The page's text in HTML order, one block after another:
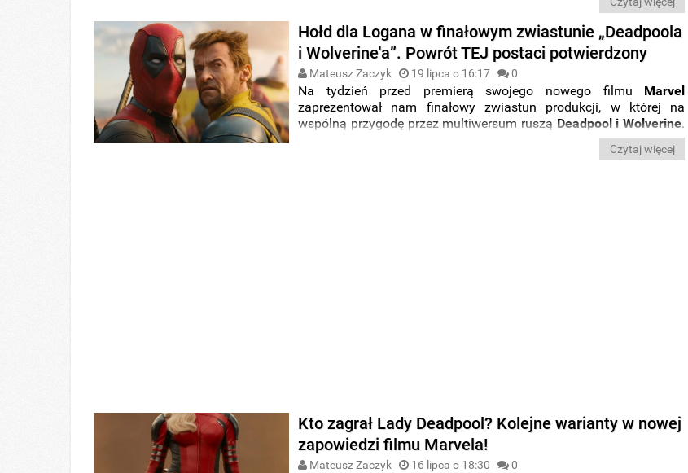
Hołd dla Logana w finałowym zwiastunie „Deadpoola
i Wolverine'a”. Powrót TEJ postaci potwierdzony
Mateusz Zaczyk 19 lipca o 16:17 0
Na tydzień przed premierą swojego nowego filmu Marvel
zaprezentował nam finałowy zwiastun produkcji, w której na
wspólną przygodę przez multiwersum ruszą Deadpool i Wolverine.
Wspólna wyprawa dwóch popularnych herosów, których ponownie
, zapowiadana jest jako
Czytaj więcej
Kto zagrał Lady Deadpool? Kolejne warianty w nowej
zapowiedzi filmu Marvela!
Mateusz Zaczyk 16 lipca o 18:30 0